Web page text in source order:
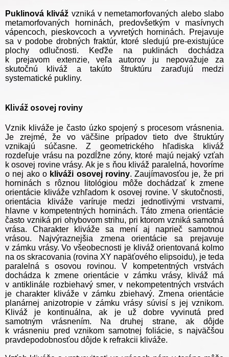
Puklinová kliváž vzniká v nemetamorfovaných alebo slabo
metamorfovaných horninách, predovšetkým v masívnych
vápencoch, pieskovcoch a vyvretých horninách. Prejavuje
sa v podobe drobných fraktúr, ktoré sledujú pre-existujúce
plochy odlučnosti. Keďže na puklinách dochádza
k prejavom extenzie, veľa autorov ju nepovažuje za
skutočnú kliváž a takúto štruktúru zaraďujú medzi
systematické pukliny.
Kliváž osovej roviny
Vznik kliváže je často úzko spojený s procesom vrásnenia.
Je zrejmé, že vo väčšine prípadov tieto dve štruktúry
vznikajú súčasne. Z geometrického hľadiska kliváž
rozdeľuje vrásu na pozdĺžne zóny, ktoré majú nejaký vzťah
k osovej rovine vrásy. Ak je s ňou kliváž paralelná, hovoríme
o nej ako o kliváži osovej roviny. Zaujímavosťou je, že pri
horninách s rôznou litológiou môže dochádzať k zmene
orientácie kliváže vzhľadom k osovej rovine. V skutočnosti,
orientácia kliváže varíruje medzi jednotlivými vrstvami,
hlavne v kompetentných horninách. Táto zmena orientácie
často vzniká pri ohybovom strihu, pri ktorom vzniká samotná
vrása. Charakter kliváže sa mení aj naprieč samotnou
vrásou. Najvýraznejšia zmena orientácie sa prejavuje
v zámku vrásy. Vo všeobecnosti je kliváž orientovaná kolmo
na os skracovania (rovina XY napäťového elipsoidu), je teda
paralelná s osovou rovinou. V kompetentných vrstvách
dochádza k zmene orientácie v zámku vrásy, kliváž má
v antiklinále rozbiehavý smer, v nekompetentných vrstvách
je charakter kliváže v zámku zbiehavý. Zmena orientácie
planárnej anizotropie v zámku vrásy súvisí s jej vznikom.
Kliváž je kontinuálna, ak je už dobre vyvinutá pred
samotným vrásnením. Na druhej strane, ak dôjde
k vrásneniu pred vznikom samotnej foliácie, s najväčšou
pravdepodobnosťou dôjde k refrakcii kliváže.